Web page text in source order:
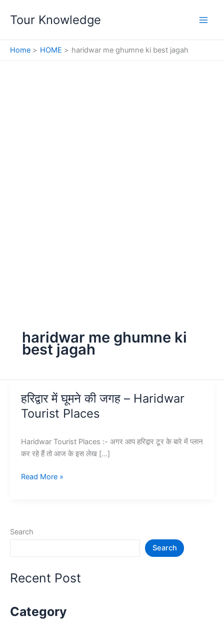
Tour Knowledge
Home HOME haridwar me ghumne ki best jagah
haridwar me ghumne ki
best jagah
हरिद्वार में घूमने की जगह – Haridwar
Tourist Places
Haridwar Tourist Places :- अगर आप हरिद्वार टूर के बारे में प्लान
कर रहे हैं तो आज के इस लेख […]
हरिद्वार
–
Read More »
Search
Search
Recent Post
Category